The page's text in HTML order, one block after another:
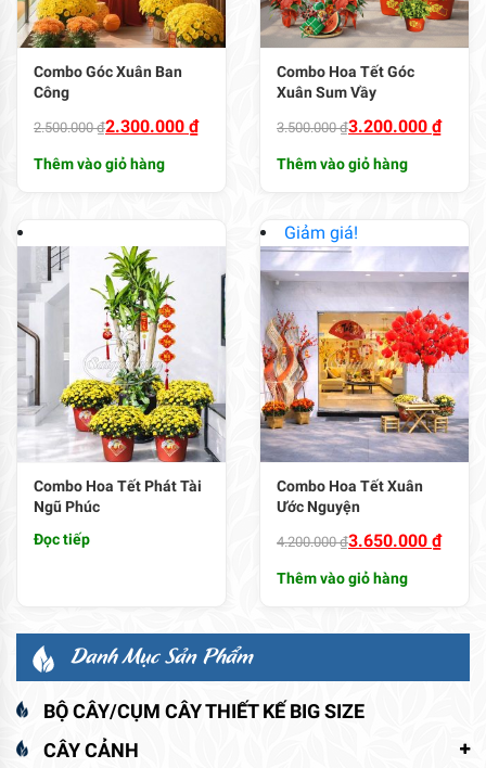
Combo Góc Xuân Ban
Công
2.500.000₫
Giá
2.300.000 ₫
Giá
Thêm vào giỏ hàng
Combo Hoa Tết Góc
Xuân Sum Vầy
3.500.000₫
Giá
3.200.000 ₫
Giá
3.200.000 ₫.
Thêm vào giỏ hàng
Combo Hoa Tết Phát Tài
Ngũ Phúc
Đọc tiếp
Giảm giá!
Combo Hoa Tết Xuân
Ước Nguyện
4.200.000₫
Giá
3.650.000 ₫
Giá
Thêm vào giỏ hàng
Danh Mục Sản Phẩm
BỘ CÂY/CỤM CÂY THIẾT KẾ BIG SIZE
CÂY CẢNH